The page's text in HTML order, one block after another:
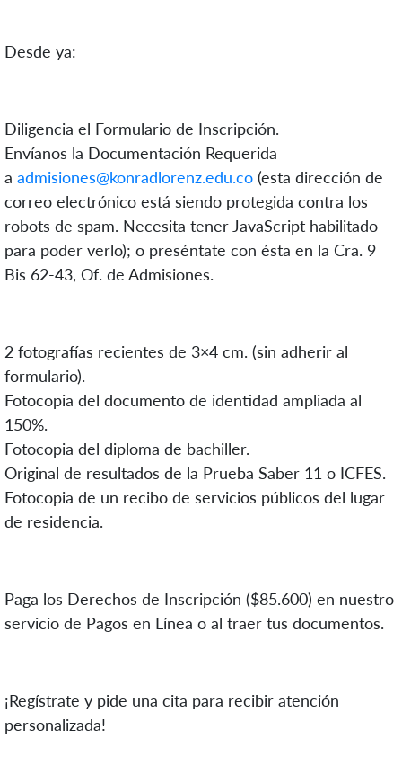
Desde ya:
Diligencia el Formulario de Inscripción.
Envíanos la Documentación Requerida
a admisiones@konradlorenz.edu.co (esta dirección de
correo electrónico está siendo protegida contra los
robots de spam. Necesita tener JavaScript habilitado
para poder verlo); o preséntate con ésta en la Cra. 9
Bis 62-43, Of. de Admisiones.
2 fotografías recientes de 3×4 cm. (sin adherir al
formulario).
Fotocopia del documento de identidad ampliada al
150%.
Fotocopia del diploma de bachiller.
Original de resultados de la Prueba Saber 11 o ICFES.
Fotocopia de un recibo de servicios públicos del lugar
de residencia.
Paga los Derechos de Inscripción ($85.600) en nuestro
servicio de Pagos en Línea o al traer tus documentos.
¡Regístrate y pide una cita para recibir atención
personalizada!